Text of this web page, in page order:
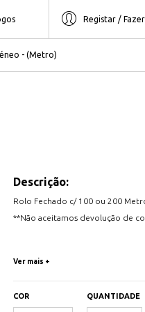
Registar /
- (Metro)
Descrição:
Rolo Fechado c/ 100 ou 200
**Não aceitamos devolução de
fixas em locais de afluência
Ver mais +
COR QUANTIDADE